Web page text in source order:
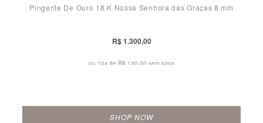
Pingente De Ouro 18 K Nossa Senhora das Graças 8 mm
R$ 1.300,00
ou 10x de R$ 130,00 sem juros
SHOP NOW